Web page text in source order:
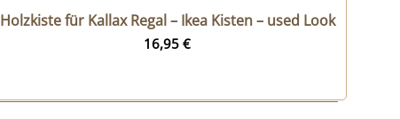
Holzkiste für Kallax Regal – Ikea Kisten – used Look
16,95€